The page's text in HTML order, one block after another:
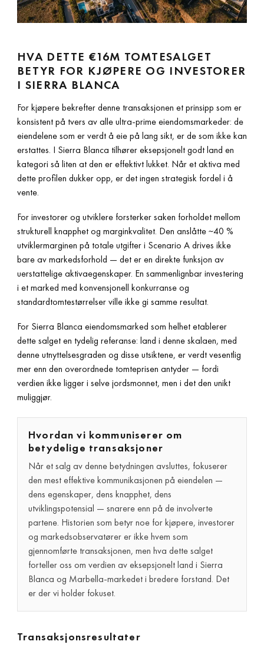
HVA DETTE €16M TOMTESALGET
BETYR FOR KJØPERE OG INVESTORER
I SIERRA BLANCA
For kjøpere bekrefter denne transaksjonen et prinsipp som er
konsistent på tvers av alle ultra-prime eiendomsmarkeder: de
eiendelene som er verdt å eie på lang sikt, er de som ikke kan
erstattes. I Sierra Blanca tilhører eksepsjonelt godt land en
kategori så liten at den er effektivt lukket. Når et aktiva med
dette profilen dukker opp, er det ingen strategisk fordel i å
vente.
For investorer og utviklere forsterker saken forholdet mellom
strukturell knapphet og marginkvalitet. Den anslåtte ~40 %
utviklermarginen på totale utgifter i Scenario A drives ikke
bare av markedsforhold — det er en direkte funksjon av
uerstattelige aktivaegenskaper. En sammenlignbar investering
i et marked med konvensjonell konkurranse og
standardtomtestørrelser ville ikke gi samme resultat.
For Sierra Blanca eiendomsmarked som helhet etablerer
dette salget en tydelig referanse: land i denne skalaen, med
denne utnyttelsesgraden og disse utsiktene, er verdt vesentlig
mer enn den overordnede tomteprisen antyder — fordi
verdien ikke ligger i selve jordsmonnet, men i det den unikt
muliggjør.
Hvordan vi kommuniserer om
betydelige transaksjoner
Når et salg av denne betydningen avsluttes, fokuserer
den mest effektive kommunikasjonen på eiendelen —
dens egenskaper, dens knapphet, dens
utviklingspotensial — snarere enn på de involverte
partene. Historien som betyr noe for kjøpere, investorer
og markedsobservatører er ikke hvem som
gjennomførte transaksjonen, men hva dette salget
forteller oss om verdien av eksepsjonelt land i Sierra
Blanca og Marbella-markedet i bredere forstand. Det
er der vi holder fokuset.
Transaksjonsresultater